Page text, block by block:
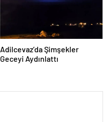
Adilcevaz’da Şimşekler
Geceyi Aydınlattı